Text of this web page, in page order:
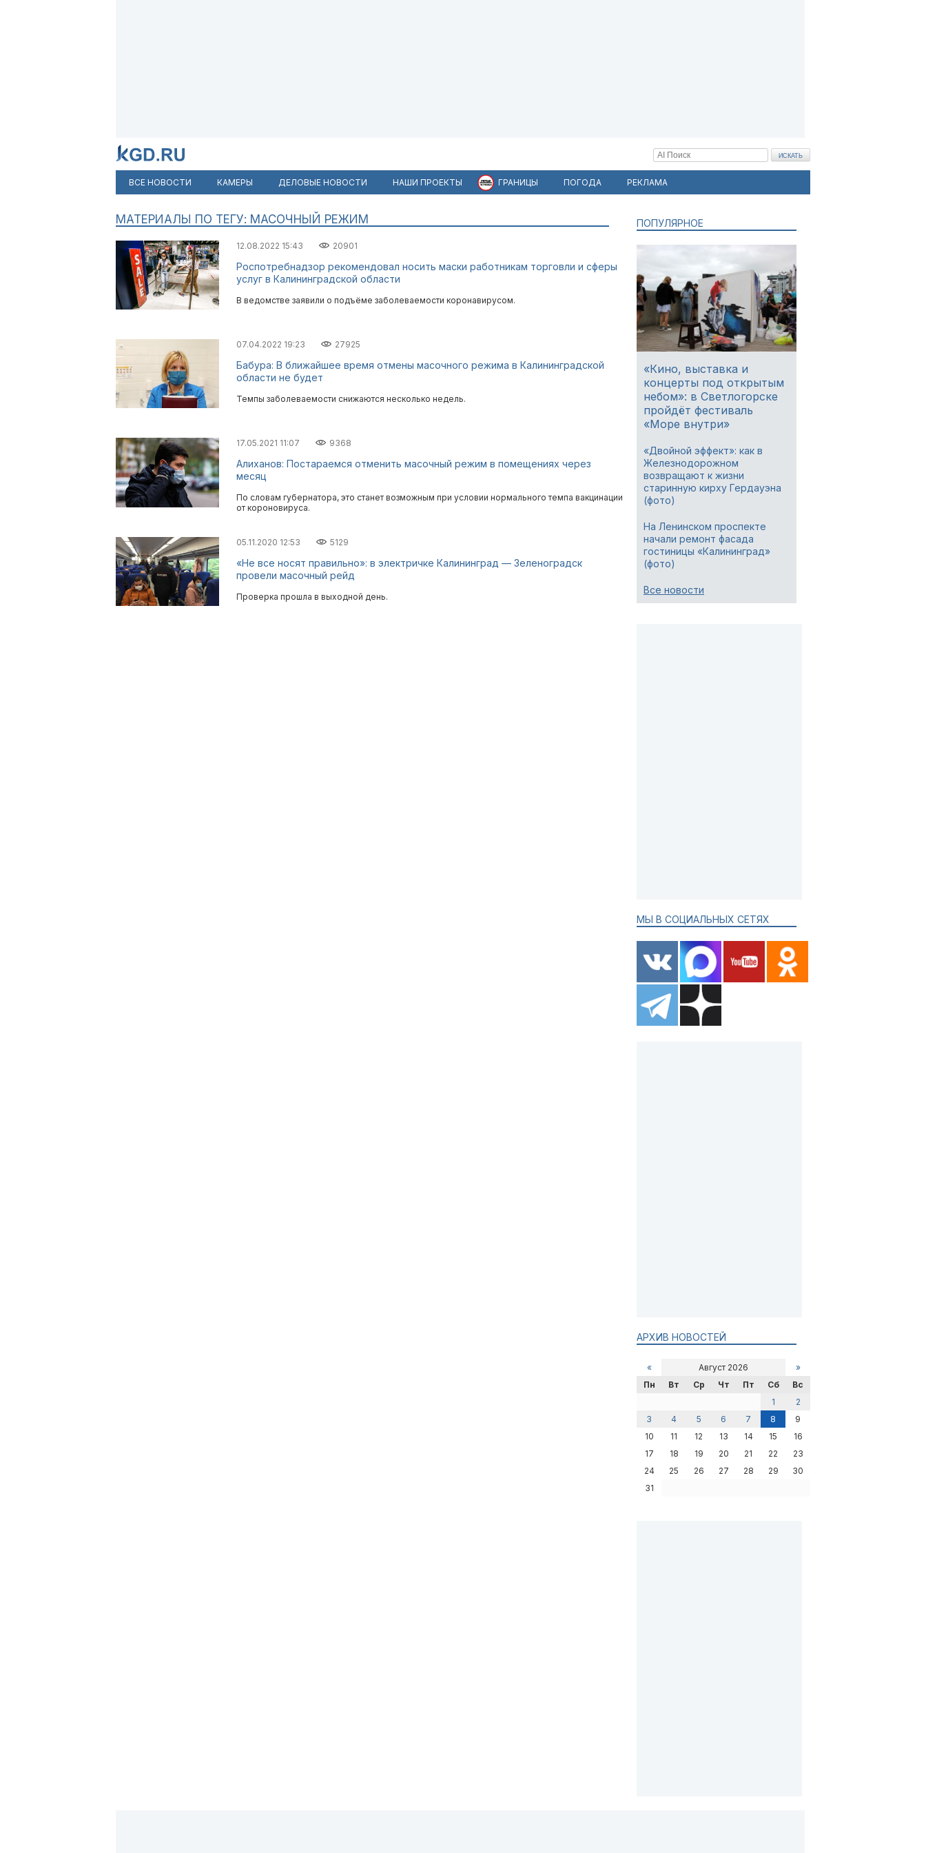
ВСЕ НОВОСТИ КАМЕРЫ ДЕЛОВЫЕ НОВОСТИ НАШИ ПРОЕКТЫ ГРАНИЦЫ ПОГОДА РЕКЛАМА
МАТЕРИАЛЫ ПО ТЕГУ: МАСОЧНЫЙ РЕЖИМ
12.08.2022 15:43 20901
Роспотребнадзор рекомендовал носить маски работникам торговли и сферы
услуг в Калининградской области
В ведомстве заявили о подъёме заболеваемости коронавирусом.
07.04.2022 19:23 27925
Бабура: В ближайшее время отмены масочного режима в Калининградской
области не будет
Темпы заболеваемости снижаются несколько недель.
17.05.2021 11:07 9368
Алиханов: Постараемся отменить масочный режим в помещениях через
месяц
По словам губернатора, это станет возможным при условии нормального темпа вакцинации
от короновируса.
05.11.2020 12:53 5129
«Не все носят правильно»: в электричке Калининград — Зеленоградск
провели масочный рейд
Проверка прошла в выходной день.
ПОПУЛЯРНОЕ
«Кино, выставка и
концерты под открытым
небом»: в Светлогорске
пройдёт фестиваль
«Море внутри»
«Двойной эффект»: как в
Железнодорожном
возвращают к жизни
старинную кирху Гердауэна
(фото)
На Ленинском проспекте
начали ремонт фасада
гостиницы «Калининград»
(фото)
Все новости
МЫ В СОЦИАЛЬНЫХ СЕТЯХ
АРХИВ НОВОСТЕЙ
« Август 2026
»
Пн
Вт Ср Чт Пт Сб
Вс
1
2
3
4 5 6 7 8
9
10
11 12 13 14 15
16
17
18 19 20 21 22
23
24
25 26 27 28 29
30
31